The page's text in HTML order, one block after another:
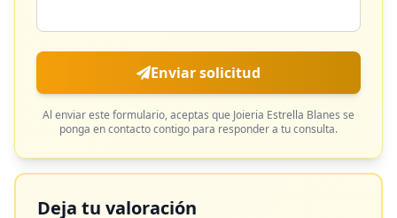
Enviar solicitud
Al enviar este formulario, aceptas que Joieria Estrella Blanes se
ponga en contacto contigo para responder a tu consulta.
Deja tu valoración